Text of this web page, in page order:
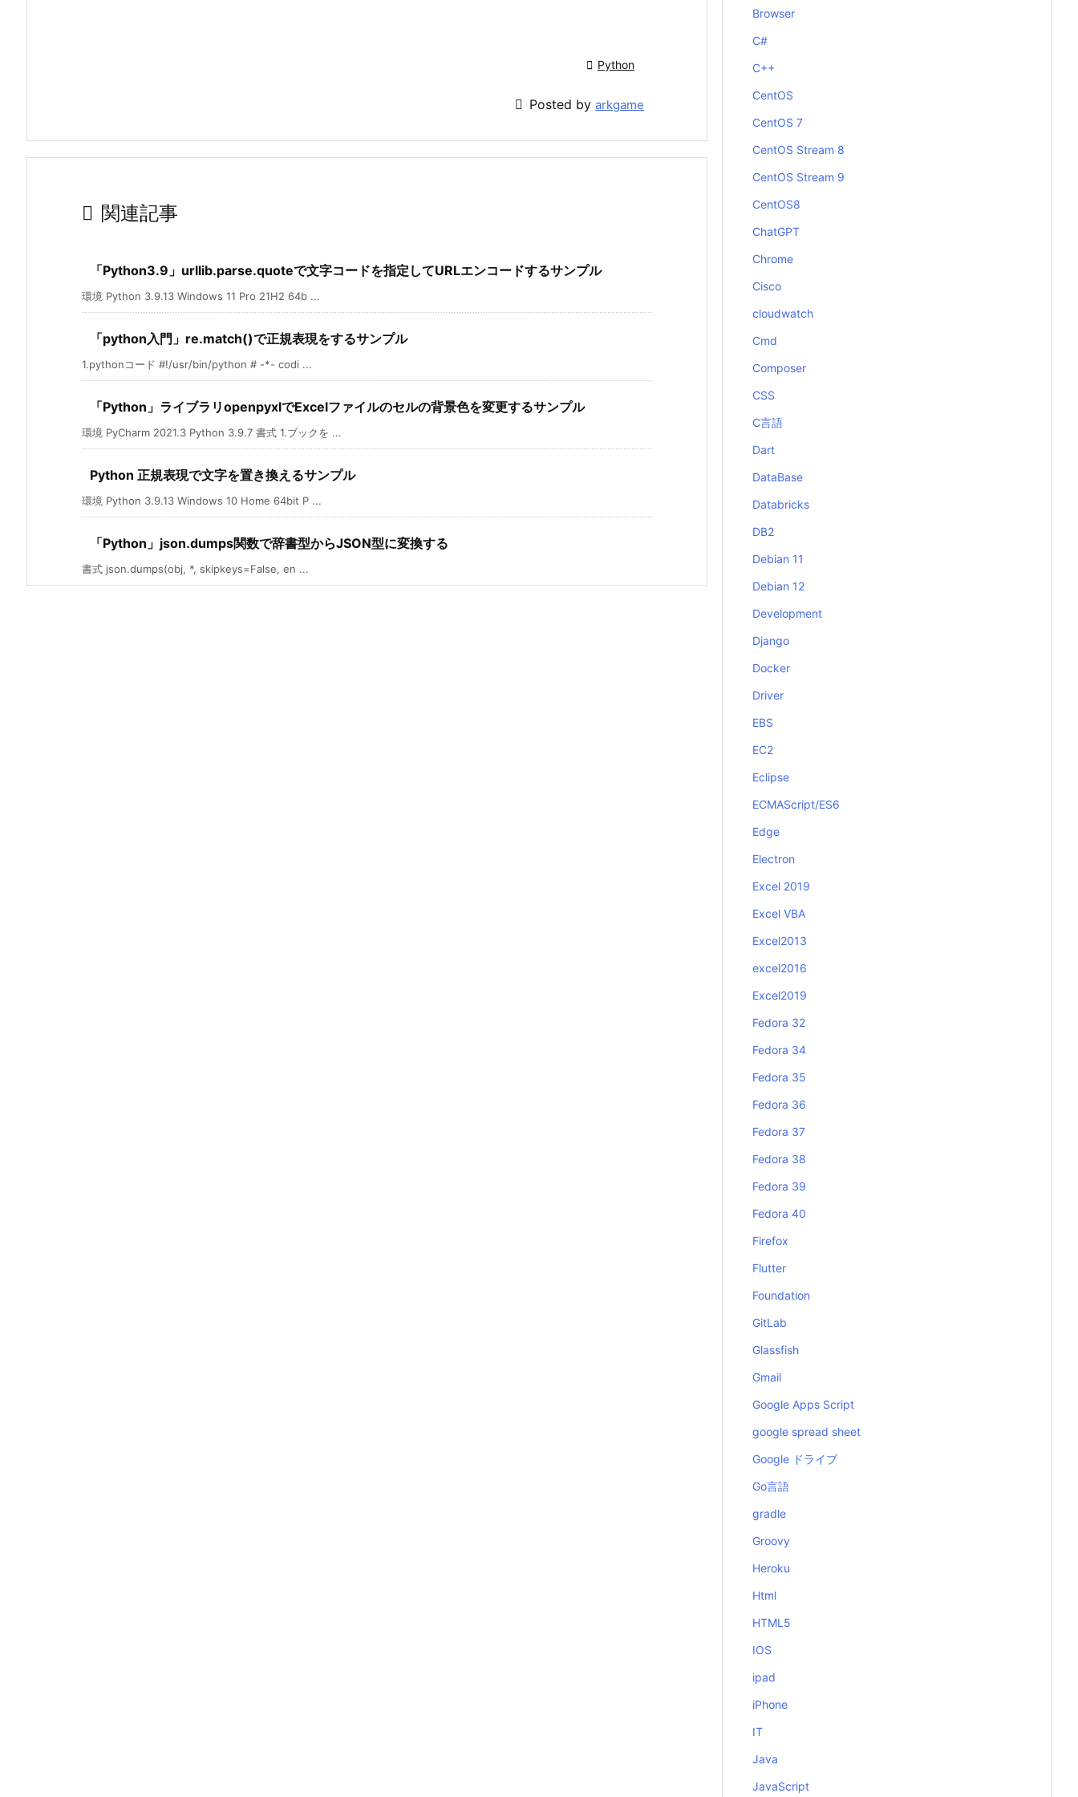
 Python
 Posted by arkgame
 関連記事
「Python3.9」urllib.parse.quoteで文字コードを指定してURLエンコードするサンプル
環境 Python 3.9.13 Windows 11 Pro 21H2 64b ...
「python入門」re.match()で正規表現をするサンプル
1.pythonコード #!/usr/bin/python # -*- codi ...
「Python」ライブラリopenpyxlでExcelファイルのセルの背景色を変更するサンプル
環境 PyCharm 2021.3 Python 3.9.7 書式 1.ブックを ...
Python 正規表現で文字を置き換えるサンプル
環境 Python 3.9.13 Windows 10 Home 64bit P ...
「Python」json.dumps関数で辞書型からJSON型に変換する
書式 json.dumps(obj, *, skipkeys=False, en ...
Browser
C#
C++
CentOS
CentOS 7
CentOS Stream 8
CentOS Stream 9
CentOS8
ChatGPT
Chrome
Cisco
cloudwatch
Cmd
Composer
CSS
C言語
Dart
DataBase
Databricks
DB2
Debian 11
Debian 12
Development
Django
Docker
Driver
EBS
EC2
Eclipse
ECMAScript/ES6
Edge
Electron
Excel 2019
Excel VBA
Excel2013
excel2016
Excel2019
Fedora 32
Fedora 34
Fedora 35
Fedora 36
Fedora 37
Fedora 38
Fedora 39
Fedora 40
Firefox
Flutter
Foundation
GitLab
Glassfish
Gmail
Google Apps Script
google spread sheet
Google ドライブ
Go言語
gradle
Groovy
Heroku
Html
HTML5
IOS
ipad
iPhone
IT
Java
JavaScript